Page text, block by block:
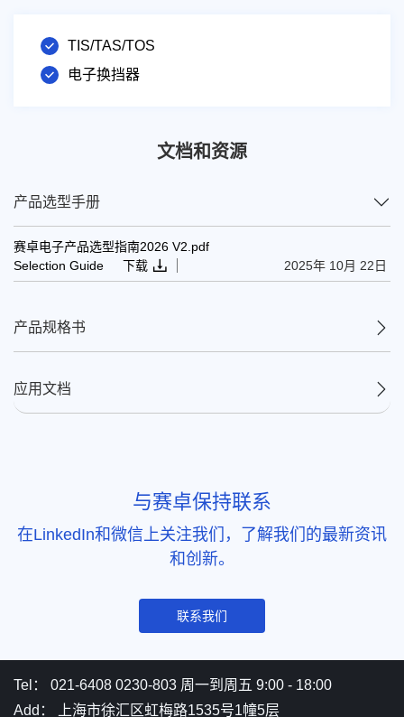
TIS/TAS/TOS
电子换挡器
文档和资源
产品选型手册
赛卓电子产品选型指南2026 V2.pdf
Selection Guide
下载 2025年 10月 22日
产品规格书
应用文档
与赛卓保持联系
在LinkedIn和微信上关注我们，了解我们的最新资讯
和创新。
联系我们
Tel： 021-6408 0230-803 周一到周五 9:00 - 18:00
Add： 上海市徐汇区虹梅路1535号1幢5层